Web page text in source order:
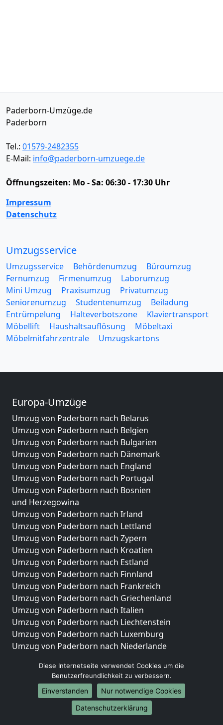
Paderborn-Umzüge.de
Paderborn
Tel.: 01579-2482355
E-Mail: info@paderborn-umzuege.de
Öffnungszeiten: Mo - Sa: 06:30 - 17:30 Uhr
Impressum
Datenschutz
Umzugsservice
Umzugsservice Behördenumzug
Büroumzug
Fernumzug
Firmenumzug
Laborumzug
Mini Umzug
Praxisumzug
Privatumzug
Seniorenumzug
Studentenumzug
Beiladung
Entrümpelung
Halteverbotszone
Klaviertransport
Möbellift
Haushaltsauflösung
Möbeltaxi
Möbelmitfahrzentrale
Umzugskartons
Europa-Umzüge
Umzug von Paderborn nach Belarus
Umzug von Paderborn nach Belgien
Umzug von Paderborn nach Bulgarien
Umzug von Paderborn nach Dänemark
Umzug von Paderborn nach England
Umzug von Paderborn nach Portugal
Umzug von Paderborn nach Bosnien
und Herzegowina
Umzug von Paderborn nach Irland
Umzug von Paderborn nach Lettland
Umzug von Paderborn nach Zypern
Umzug von Paderborn nach Kroatien
Umzug von Paderborn nach Estland
Umzug von Paderborn nach Finnland
Umzug von Paderborn nach Frankreich
Umzug von Paderborn nach Griechenland
Umzug von Paderborn nach Italien
Umzug von Paderborn nach Liechtenstein
Umzug von Paderborn nach Luxemburg
Umzug von Paderborn nach Niederlande
Umzüge-Deutschlandweit
Umzug von Paderborn nach Berlin
Umzug von Paderborn nach Hamburg
Umzug von Paderborn nach München
Diese Internetseite verwendet Cookies um die
Benutzerfreundlichkeit zu verbessern.
Einverstanden
Nur notwendige Cookies
Datenschutzerklärung